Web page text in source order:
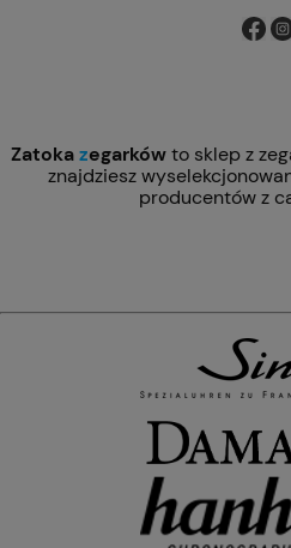
Zatokazegarkówto sklep z
znajdziesz
producentów z